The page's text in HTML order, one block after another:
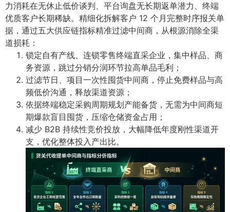
力消耗在无休止低价谈判、平台询盘无长期返单潜力、终端
优质客户长期稀缺。精细化拆解客户 12 个月完整时序报关单
据，通过五大供应链指标精准过滤中间商，从根源消除全渠
道损耗：
锁定自有产线、连锁零售终端直采企业，集中样品、商
务资源，跳过分销分润环节拉高单品毛利；
过滤节日、项目一次性囤货中间商，停止免费样品与高
频低价沟通，释放渠道资源；
依据终端稳定采购周期规划产能备货，无需为中间商短
期爆款盲目囤货，压缩仓储资金占用；
减少 B2B 持续性竞价投放，大幅降低年度刚性渠道开
支，优化整体投入产出比。